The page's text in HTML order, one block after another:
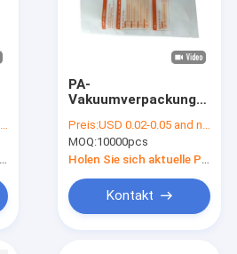
PA-
Vakuumverpackungs-
Preis:USD 0.02-0.05 and negotiation
MOQ:10000pcs
Kontakt